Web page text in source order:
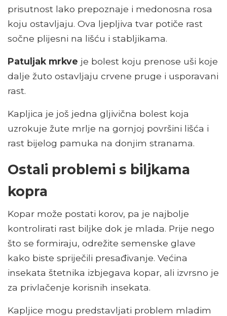
prisutnost lako prepoznaje i medonosna rosa
koju ostavljaju. Ova ljepljiva tvar potiče rast
sočne plijesni na lišću i stabljikama.
Patuljak mrkve je bolest koju prenose uši koje
dalje žuto ostavljaju crvene pruge i usporavani
rast.
Kapljica je još jedna gljivična bolest koja
uzrokuje žute mrlje na gornjoj površini lišća i
rast bijelog pamuka na donjim stranama.
Ostali problemi s biljkama
kopra
Kopar može postati korov, pa je najbolje
kontrolirati rast biljke dok je mlada. Prije nego
što se formiraju, odrežite semenske glave
kako biste spriječili presađivanje. Većina
insekata štetnika izbjegava kopar, ali izvrsno je
za privlačenje korisnih insekata.
Kapljice mogu predstavljati problem mladim